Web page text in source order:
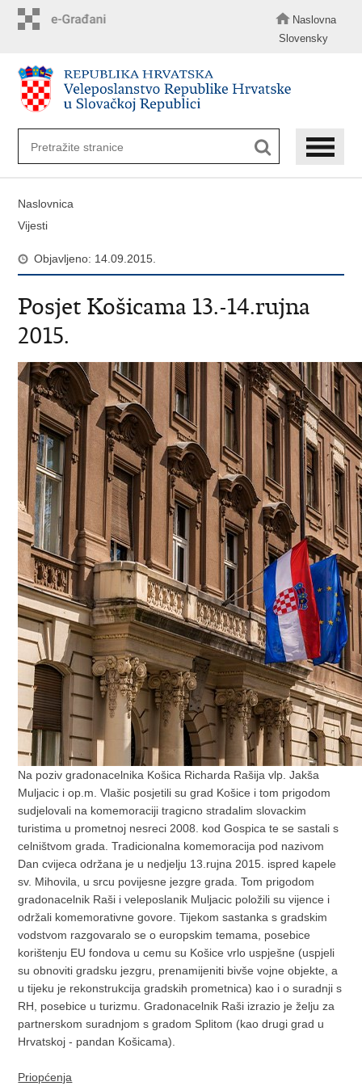
Naslovna
Slovensky
Naslovnica
Vijesti
Objavljeno: 14.09.2015.
Posjet Košicama 13.-14.rujna
2015.
Na poziv gradonacelnika Košica Richarda Rašija vlp. Jakša
Muljacic i op.m. Vlašic posjetili su grad Košice i tom prigodom
sudjelovali na komemoraciji tragicno stradalim slovackim
turistima u prometnoj nesreci 2008. kod Gospica te se sastali s
celništvom grada. Tradicionalna komemoracija pod nazivom
Dan cvijeca održana je u nedjelju 13.rujna 2015. ispred kapele
sv. Mihovila, u srcu povijesne jezgre grada. Tom prigodom
gradonacelnik Raši i veleposlanik Muljacic položili su vijence i
održali komemorativne govore. Tijekom sastanka s gradskim
vodstvom razgovaralo se o europskim temama, posebice
korištenju EU fondova u cemu su Košice vrlo uspješne (uspjeli
su obnoviti gradsku jezgru, prenamijeniti bivše vojne objekte, a
u tijeku je rekonstrukcija gradskih prometnica) kao i o suradnji s
RH, posebice u turizmu. Gradonacelnik Raši izrazio je želju za
partnerskom suradnjom s gradom Splitom (kao drugi grad u
Hrvatskoj - pandan Košicama).
Priopćenja